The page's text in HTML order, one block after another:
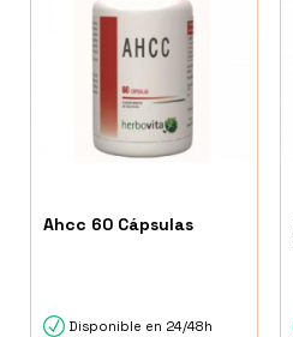
Ahcc 60 Cápsulas
Disponible en 24/48h